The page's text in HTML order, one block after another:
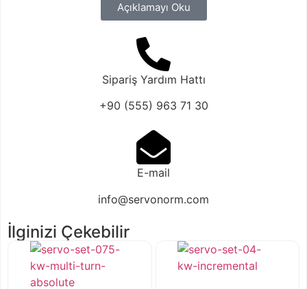
Açıklamayı Oku
Sipariş Yardım Hattı
+90 (555) 963 71 30
E-mail
info@servonorm.com
İlginizi Çekebilir